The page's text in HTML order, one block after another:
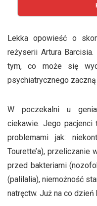
Lekka opowieść o
reżyserii Artura
tym, co może się
psychiatrycznego
W poczekalni u
ciekawie. Jego
problemami jak:
Tourette’a), przeliczanie
przed bakteriami
(palilalia), niemożność
natręctw. Już na co